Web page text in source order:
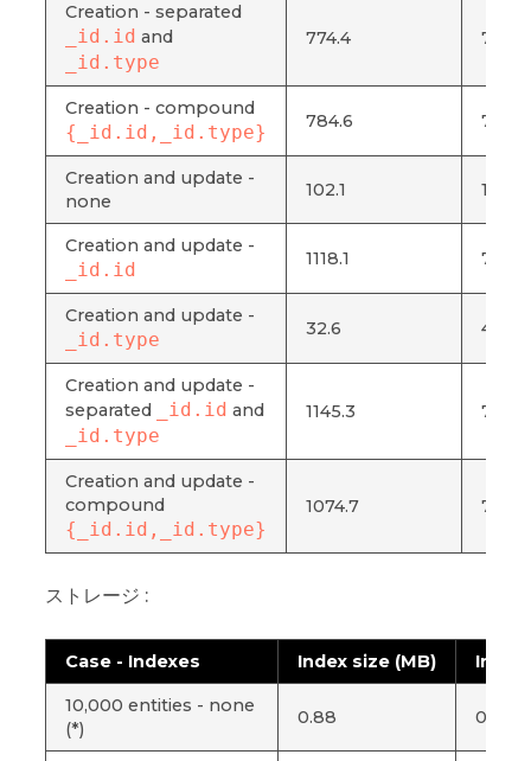
Creation - separated
_id.id and
_id.type
774.4 703.9
Creation - compound
{_id.id,_id.type} 784.6 721.1
Creation and update -
none
102.1 15.5
Creation and update -
_id.id 1118.1 798.1
Creation and update -
_id.type 32.6 4.8
Creation and update -
separated
_id.id and
_id.type
1145.3 746.4
Creation and update -
compound
{_id.id,_id.type}
1074.7 760.7
ストレージ :
Case - Indexes Index size (MB) Index
10,000 entities - none
(*)
0.88 0.004